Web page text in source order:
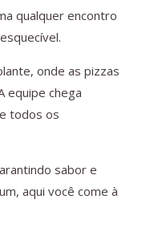
qualquer encontro
onde as pizzas
equipe chega
todos os
sabor e
aqui você come à